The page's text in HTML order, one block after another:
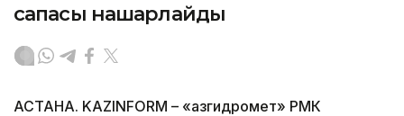
сапасы нашарлайды
АСТАНА. KAZINFORM – «Қазгидромет» РМК